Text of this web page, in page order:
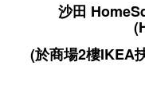
沙田
(於商場2樓IKEA